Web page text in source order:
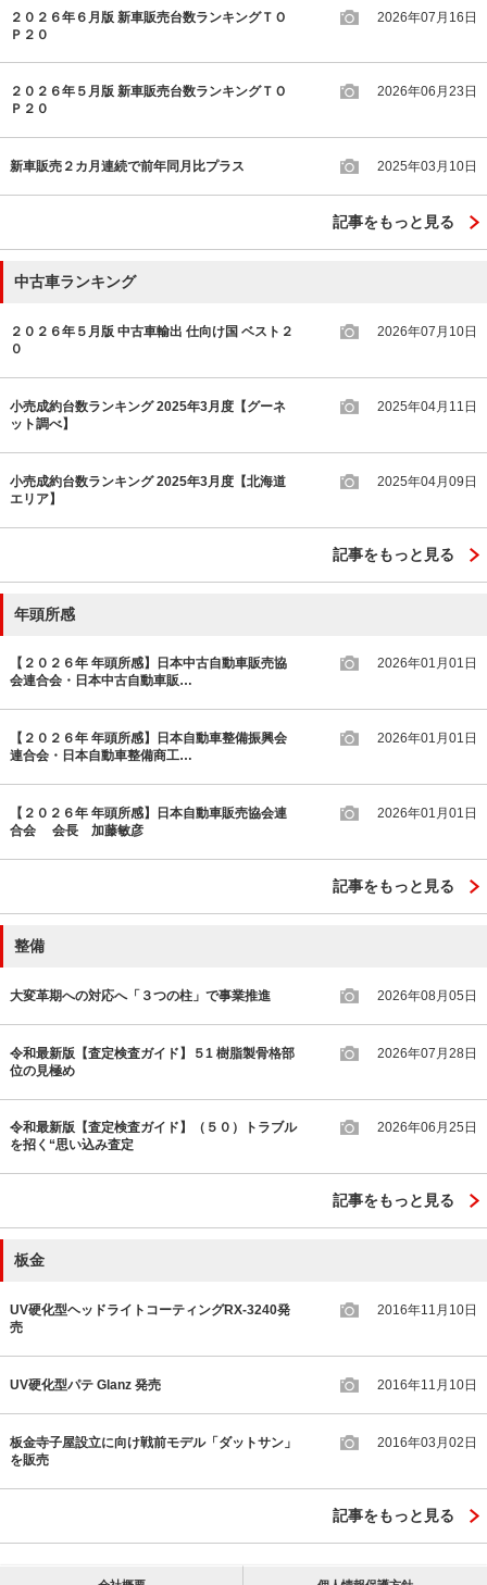
２０２６年６月版 新車販売台数ランキングＴＯ
Ｐ２０
2026年07月16日
２０２６年５月版 新車販売台数ランキングＴＯ
Ｐ２０
2026年06月23日
新車販売２カ月連続で前年同月比プラス 2025年03月10日
記事をもっと見る
中古車ランキング
２０２６年５月版 中古車輸出 仕向け国 ベスト２
０
2026年07月10日
小売成約台数ランキング 2025年3月度【グーネ
ット調べ】
2025年04月11日
小売成約台数ランキング 2025年3月度【北海道
エリア】
2025年04月09日
記事をもっと見る
年頭所感
【２０２６年 年頭所感】日本中古自動車販売協
会連合会・日本中古自動車販…
2026年01月01日
【２０２６年 年頭所感】日本自動車整備振興会
連合会・日本自動車整備商工…
2026年01月01日
【２０２６年 年頭所感】日本自動車販売協会連
合会 会長 加藤敏彦
2026年01月01日
記事をもっと見る
整備
大変革期への対応へ「３つの柱」で事業推進 2026年08月05日
令和最新版【査定検査ガイド】５1 樹脂製骨格部
位の見極め
2026年07月28日
令和最新版【査定検査ガイド】（５０）トラブル
を招く“思い込み査定
2026年06月25日
記事をもっと見る
板金
UV硬化型ヘッドライトコーティングRX-3240発
売
2016年11月10日
UV硬化型パテ Glanz 発売 2016年11月10日
板金寺子屋設立に向け戦前モデル「ダットサン」
を販売
2016年03月02日
記事をもっと見る